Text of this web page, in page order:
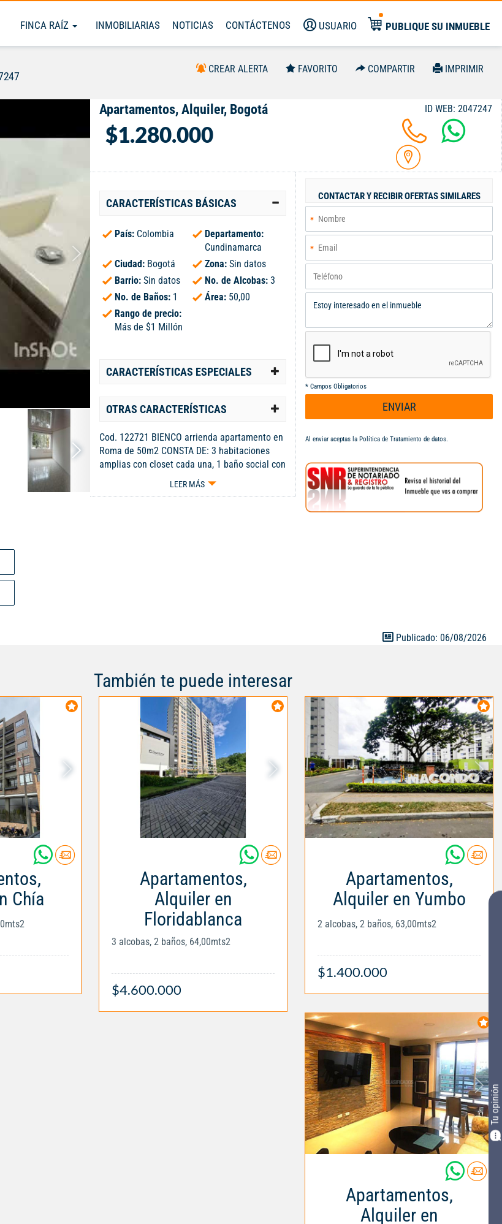
FINCA RAÍZ INMOBILIARIAS NOTICIAS CONTÁCTENOS USUARIO PUBLIQUE SU INMUEBLE
Tu opinión
CREAR ALERTA FAVORITO COMPARTIR IMPRIMIR
Apartamentos, Alquiler, Bogotá
$1.280.000
ID WEB: 2047247
CARACTERÍSTICAS BÁSICAS
País: Colombia
Departamento:
Cundinamarca
Ciudad: Bogotá Zona: Sin datos
Barrio: Sin datos No. de Alcobas: 3
No. de Baños: 1 Área: 50,00
Rango de precio:
Más de $1 Millón
CARACTERÍSTICAS ESPECIALES
OTRAS CARACTERÍSTICAS
Cod. 122721 BIENCO arrienda apartamento en
Roma de 50m2 CONSTA DE: 3 habitaciones
amplias con closet cada una, 1 baño social con
ducha eléctrica división en vidrio, sala
comedor, cocina integral a gas super amplia,
LEER MÁS
CONTACTAR Y RECIBIR OFERTAS SIMILARES
* Campos Obligatorios
ENVIAR
Al enviar aceptas la Política de Tratamiento de datos.
Publicado: 06/08/2026
También te puede interesar
Chía
Apartamentos,
Alquiler en
Floridablanca
3 alcobas, 2 baños, 64,00mts2
$4.600.000
Apartamentos,
Alquiler en Yumbo
2 alcobas, 2 baños, 63,00mts2
$1.400.000
Apartamentos,
Alquiler en